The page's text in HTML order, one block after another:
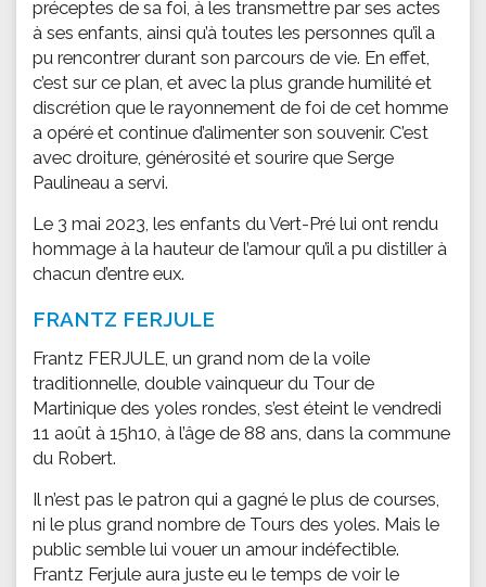
préceptes de sa foi, à les transmettre par ses actes
à ses enfants, ainsi qu’à toutes les personnes qu’il a
pu rencontrer durant son parcours de vie. En effet,
c’est sur ce plan, et avec la plus grande humilité et
discrétion que le rayonnement de foi de cet homme
a opéré et continue d’alimenter son souvenir. C’est
avec droiture, générosité et sourire que Serge
Paulineau a servi.
Le 3 mai 2023, les enfants du Vert-Pré lui ont rendu
hommage à la hauteur de l’amour qu’il a pu distiller à
chacun d’entre eux.
FRANTZ FERJULE
Frantz FERJULE, un grand nom de la voile
traditionnelle, double vainqueur du Tour de
Martinique des yoles rondes, s’est éteint le vendredi
11 août à 15h10, à l’âge de 88 ans, dans la commune
du Robert.
Il n’est pas le patron qui a gagné le plus de courses,
ni le plus grand nombre de Tours des yoles. Mais le
public semble lui vouer un amour indéfectible.
Frantz Ferjule aura juste eu le temps de voir le